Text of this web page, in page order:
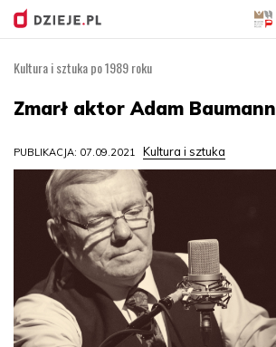
treści
Kultura i sztuka po 1989 roku
Zmarł aktor Adam Baumann
PUBLIKACJA: 07.09.2021 Kultura i sztuka